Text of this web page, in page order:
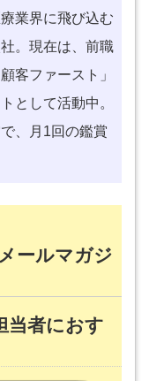
業界に飛び込む
。現在は、前職
客ファースト」
として活動中。
、月1回の鑑賞
ールマガジ
当者におす